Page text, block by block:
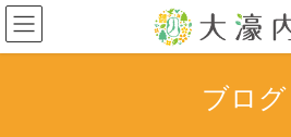
コ
ン
テ
ナ
ビ
ゲ
ブログ